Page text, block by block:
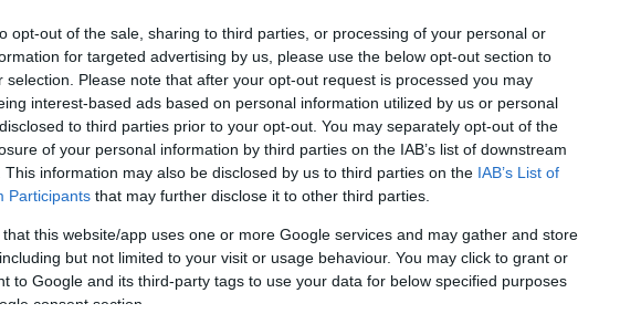
opt-out of the sale, sharing to third parties, or processing of your personal or
for targeted advertising by us, please use the below opt-out section to
selection. Please note that after your opt-out request is processed you may
interest-based ads based on personal information utilized by us or personal
to third parties prior to your opt-out. You may separately opt-out of the
of your personal information by third parties on the IAB’s list of downstream
This information may also be disclosed by us to third parties on the IAB’s List of
Participants that may further disclose it to other third parties.
that this website/app uses one or more Google services and may gather and store
but not limited to your visit or usage behaviour. You may click to grant or
to Google and its third-party tags to use your data for below specified purposes
consent section.